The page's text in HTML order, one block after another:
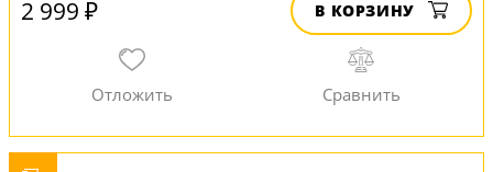
2 999 ₽ В КОРЗИНУ